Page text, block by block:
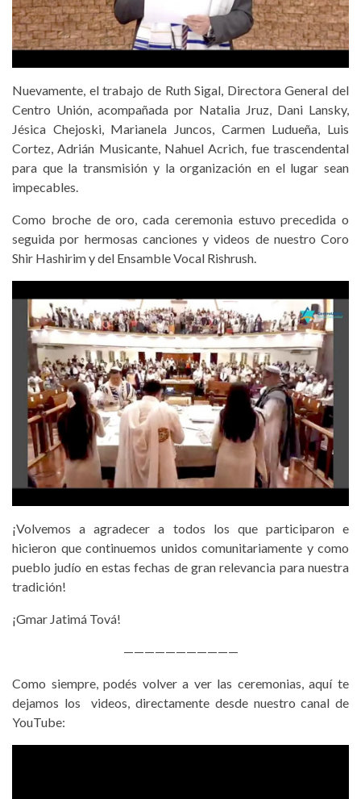
Nuevamente, el trabajo de Ruth Sigal, Directora General del
Centro Unión, acompañada por Natalia Jruz, Dani Lansky,
Jésica Chejoski, Marianela Juncos, Carmen Ludueña, Luis
Cortez, Adrián Musicante, Nahuel Acrich, fue trascendental
para que la transmisión y la organización en el lugar sean
impecables.
Como broche de oro, cada ceremonia estuvo precedida o
seguida por hermosas canciones y videos de nuestro Coro
Shir Hashirim y del Ensamble Vocal Rishrush.
¡Volvemos a agradecer a todos los que participaron e
hicieron que continuemos unidos comunitariamente y como
pueblo judío en estas fechas de gran relevancia para nuestra
tradición!
¡Gmar Jatimá Tová!
———————————
Como siempre, podés volver a ver las ceremonias, aquí te
dejamos los videos, directamente desde nuestro canal de
YouTube: